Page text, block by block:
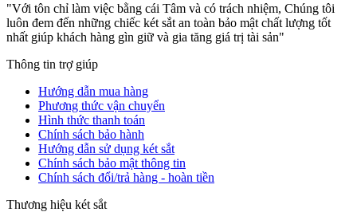
"Với tôn chỉ làm việc bằng cái Tâm và có trách nhiệm, Chúng tôi
luôn đem đến những chiếc két sắt an toàn bảo mật chất lượng tốt
nhất giúp khách hàng gìn giữ và gia tăng giá trị tài sản"
Thông tin trợ giúp
Hướng dẫn mua hàng
Phương thức vận chuyển
Hình thức thanh toán
Chính sách bảo hành
Hướng dẫn sử dụng két sắt
Chính sách bảo mật thông tin
Chính sách đổi/trả hàng - hoàn tiền
Thương hiệu két sắt